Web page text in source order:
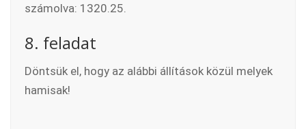
számolva: 1320.25.
8. feladat
Döntsük el, hogy az alábbi állítások közül melyek
hamisak!